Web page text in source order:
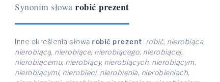
Synonim słowa robić prezent
Inne określenia słowa robić prezent: robić, nierobiąca,
nierobiącą, nierobiące, nierobiącego, nierobiącej,
nierobiącemu, nierobiący, nierobiących, nierobiącym,
nierobiącymi, nierobieni, nierobienia, nierobieniach,